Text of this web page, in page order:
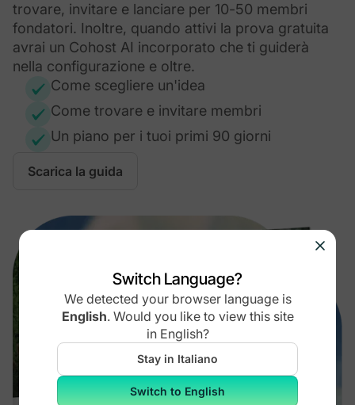
trovare, invitare e lanciare per 10-50 membri
fondatori. Inoltre, quando attivi la prova gratuita
avrai un Cohost AI incorporato che ti guiderà
nella configurazione e oltre.
Come scegliere un'idea
Come trovare e invitare membri
Un piano per i tuoi primi 90 giorni
Scarica la guida
Switch Language?
We detected your browser language is
English. Would you like to view this site
in English?
Stay in Italiano
Switch to English